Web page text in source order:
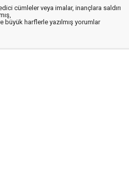
cümleler veya imalar, inançlara saldırı
büyük harflerle yazılmış yorumlar